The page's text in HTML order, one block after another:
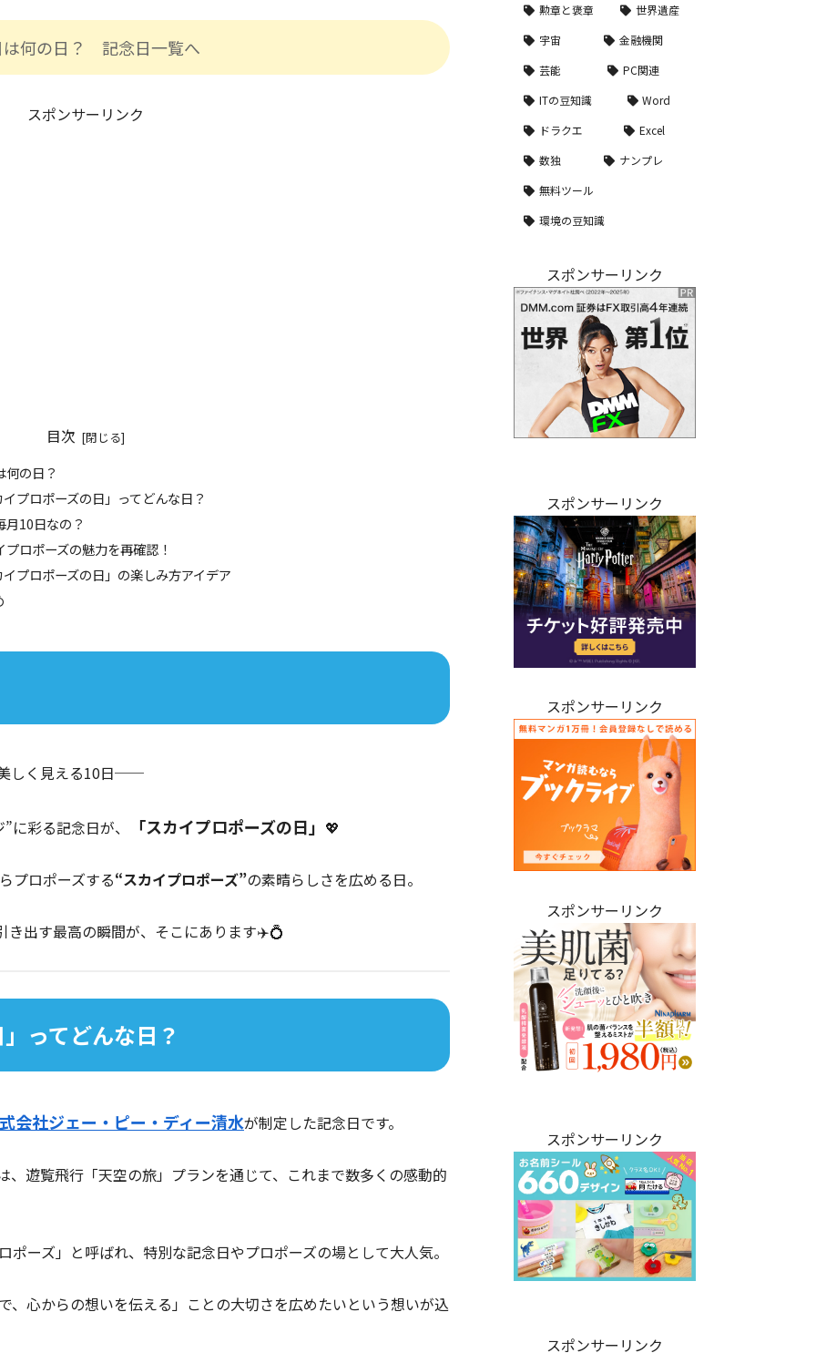
は何の日？ 記念日一覧へ
スポンサーリンク
目次
何の日？
プロポーズの日」ってどんな日？
月10日なの？
プロポーズの魅力を再確認！
プロポーズの日」の楽しみ方アイデア
しく見える10日──
彩る記念日が、 「スカイプロポーズの日」 💖
プロポーズする“スカイプロポーズ”の素晴らしさを広める日。
き出す最高の瞬間が、そこにあります✈️💍
ってどんな日？
会社ジェー・ピー・ディー清水が制定した記念日です。
、遊覧飛行「天空の旅」プランを通じて、これまで数多くの感動的
ーズ」と呼ばれ、特別な記念日やプロポーズの場として大人気。
、心からの想いを伝える」ことの大切さを広めたいという想いが込
勲章と褒章
世界遺産
宇宙
金融機関
芸能
PC関連
ITの豆知識
Word
ドラクエ
Excel
数独
ナンプレ
無料ツール
環境の豆知識
スポンサーリンク
スポンサーリンク
スポンサーリンク
スポンサーリンク
スポンサーリンク
スポンサーリンク